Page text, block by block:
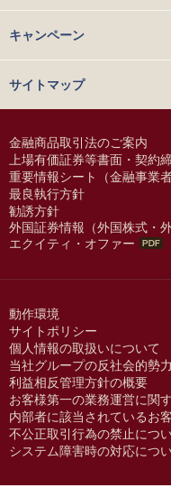
キャンペーン
サイトマップ
金融商品取引法のご案内
上場有価証券等書面・契約
重要情報シート（金融事業者
最良執行方針
勧誘方針
外国証券情報（外国株式・外
エクイティ・オファー
動作環境
サイトポリシー
個人情報の取扱いについて
当社グループの反社会的勢
利益相反管理方針の概要
お客様第一の業務運営に関
内部者に該当されているお
不公正取引行為の禁止につ
システム障害時の対応につ